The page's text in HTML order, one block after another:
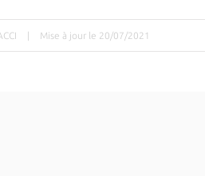
| Mise à jour le 20/07/2021